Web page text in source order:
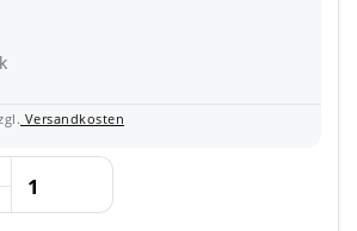
Versandkosten